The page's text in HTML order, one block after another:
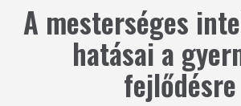
A mesterséges
hatásai a
fejlődésre